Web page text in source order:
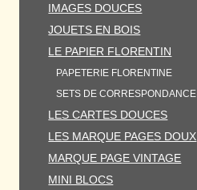
IMAGES DOUCES
JOUETS EN BOIS
LE PAPIER FLORENTIN
PAPETERIE FLORENTINE
SETS DE CORRESPONDANCE
LES CARTES DOUCES
LES MARQUE PAGES DOUX
MARQUE PAGE VINTAGE
MINI BLOCS